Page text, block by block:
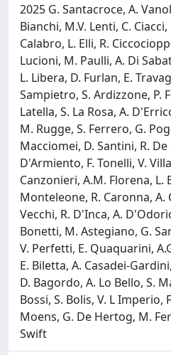
2025 G. Santacroce, A.
Bianchi, M.V. Lenti, C.
Calabro, L. Elli, R.
Lucioni, M. Paulli, A. Di
L. Libera, D. Furlan, E.
Sampietro, S. Ardizzone, P.
Latella, S. La Rosa, A.
M. Rugge, S. Ferrero, G.
Macciomei, D. Santini, R.
D'Armiento, F. Tonelli, V.
Canzonieri, A.M. Florena, L.
Monteleone, R. Caronna, A.
Vecchi, R. D'Inca, A.
Bonetti, M. Astegiano, G.
V. Perfetti, E. Quaquarini,
E. Biletta, A. Casadei-
D. Bagordo, A. Lo Bello, S.
Bossi, S. Bolis, V. L Imperio,
Moens, G. De Hertog, M.
Swift